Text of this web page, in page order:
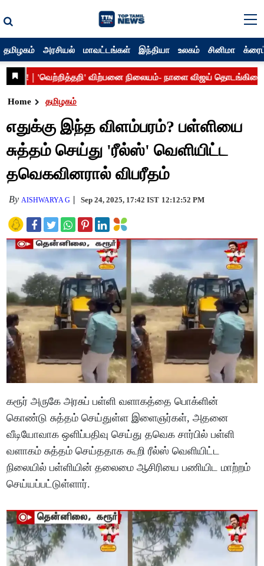
தமிழகம் அரசியல் மாவட்டங்கள் இந்தியா உலகம் சினிமா
Home தமிழகம்
எதுக்கு இந்த விளம்பரம்? பள்ளியை
சுத்தம் செய்து 'ரீல்ஸ்' வெளியிட்ட
தவெகவினரால் விபரீதம்
By AISHWARYA G Sep 24, 2025, 17:42 IST 12:12:52 PM
கரூர் அருகே அரசுப் பள்ளி வளாகத்தை பொக்ளின்
கொண்டு சுத்தம் செய்துள்ள இளைஞர்கள், அதனை
வீடியோவாக ஒளிப்பதிவு செய்து தவெக சார்பில் பள்ளி
வளாகம் சுத்தம் செய்ததாக கூறி ரீல்ஸ் வெளியிட்ட
நிலையில் பள்ளியின் தலைமை ஆசிரியை பணியிட மாற்றம்
செய்யப்பட்டுள்ளார்.